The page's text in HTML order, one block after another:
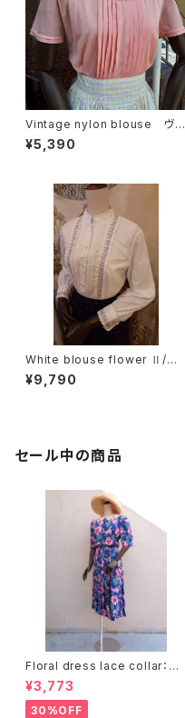
Vintage nylon blouse ヴィ
ンテージナイロンブラウス
¥5,390
White blouse flower Ⅱ/ホ
ワイトブラウス花刺繍 Ⅱ
¥9,790
セール中の商品
Floral dress lace collar：花
柄ワンピース レース襟
¥3,773
30%OFF